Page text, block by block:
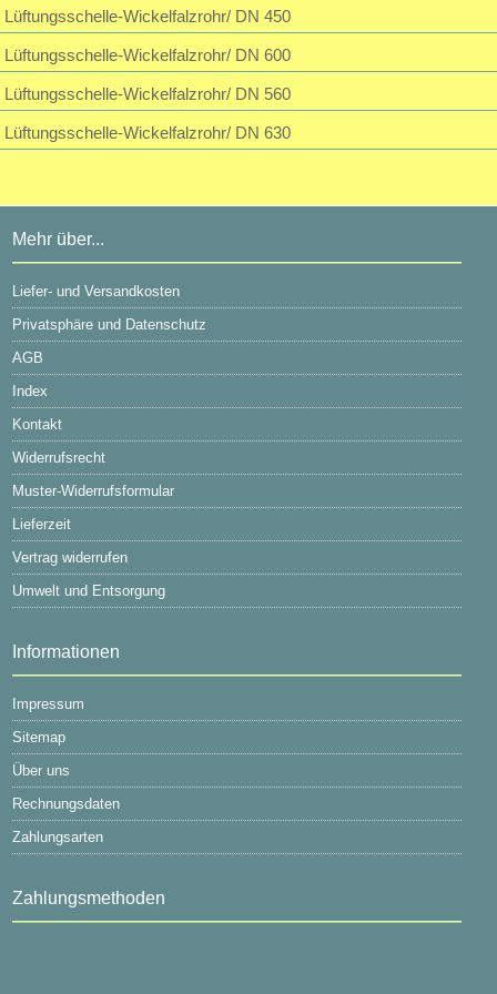
Lüftungsschelle-Wickelfalzrohr/ DN 450
Lüftungsschelle-Wickelfalzrohr/ DN 600
Lüftungsschelle-Wickelfalzrohr/ DN 560
Lüftungsschelle-Wickelfalzrohr/ DN 630
Mehr über...
Liefer- und Versandkosten
Privatsphäre und Datenschutz
AGB
Index
Kontakt
Widerrufsrecht
Muster-Widerrufsformular
Lieferzeit
Vertrag widerrufen
Umwelt und Entsorgung
Informationen
Impressum
Sitemap
Über uns
Rechnungsdaten
Zahlungsarten
Zahlungsmethoden